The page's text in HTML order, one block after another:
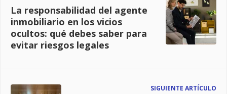
La responsabilidad del agente
inmobiliario en los vicios
ocultos: qué debes saber para
evitar riesgos legales
SIGUIENTE ARTÍCULO